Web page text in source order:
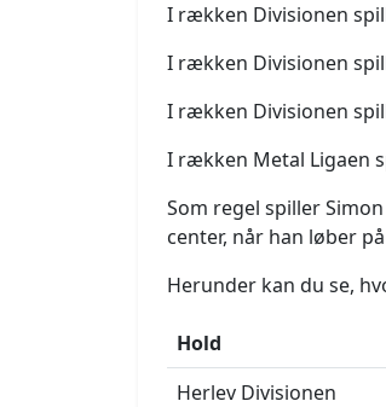
I rækken Divisionen
I rækken Divisionen
I rækken Divisionen
I rækken Metal Ligaen
Som regel spiller
center, når han løber
Herunder kan du se,
Hold
Herlev Divisionen